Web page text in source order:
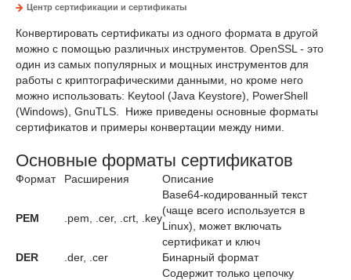
Центр сертификации и сертификаты
Конвертировать сертификаты из одного формата в другой
можно с помощью различных инструментов. OpenSSL - это
один из самых популярных и мощных инструментов для
работы с криптографическими данными, но кроме него
можно использовать: Keytool (Java Keystore), PowerShell
(Windows), GnuTLS. Ниже приведены основные форматы
сертификатов и примеры конвертации между ними.
Основные форматы сертификатов
Формат Расширения Описание
PEM .pem, .cer, .crt, .key
Base64-кодированный текст
(чаще всего используется в
Linux), может включать
сертификат и ключ
DER
.der, .cer Бинарный формат
Содержит только цепочку